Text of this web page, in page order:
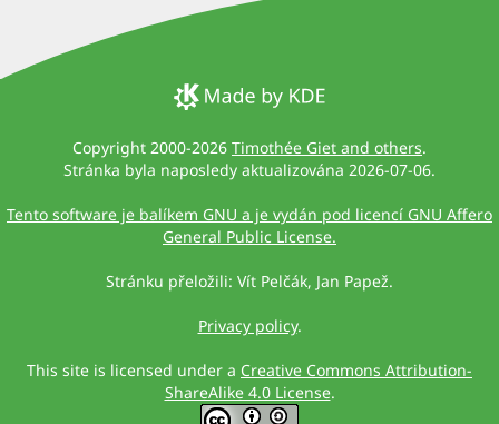
Copyright 2000-2026 Timothée Giet and others.
Stránka byla naposledy aktualizována 2026-07-06.
Tento software je balíkem GNU a je vydán pod licencí GNU Affero
General Public License.
Stránku přeložili: Vít Pelčák, Jan Papež.
Privacy policy.
This site is licensed under a Creative Commons Attribution-
ShareAlike 4.0 License.